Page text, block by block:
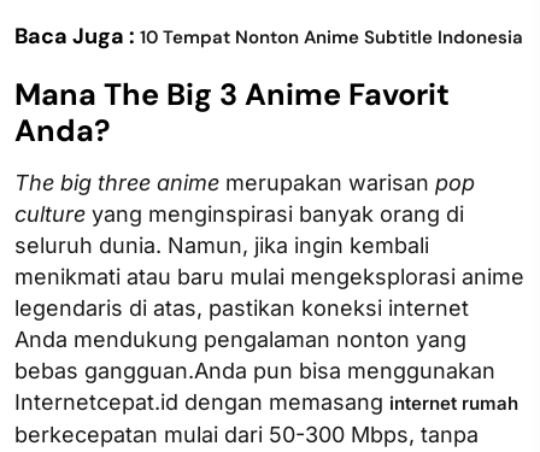
Baca Juga : 10 Tempat Nonton Anime Subtitle Indonesia
Mana The Big 3 Anime Favorit
Anda?
The big three anime merupakan warisan pop
culture yang menginspirasi banyak orang di
seluruh dunia. Namun, jika ingin kembali
menikmati atau baru mulai mengeksplorasi anime
legendaris di atas, pastikan koneksi internet
Anda mendukung pengalaman nonton yang
bebas gangguan.Anda pun bisa menggunakan
Internetcepat.id dengan memasang internet rumah
berkecepatan mulai dari 50-300 Mbps, tanpa